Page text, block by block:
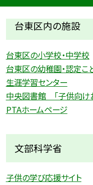
台東区内の施設
台東区の小学校・中学校
台東区の幼稚園・認定こ
生涯学習センター
中央図書館 「子供向け
PTAホームページ
文部科学省
子供の学び応援サイト